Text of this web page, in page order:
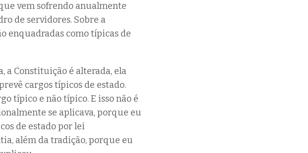
vem sofrendo anualmente
de servidores. Sobre a
enquadradas como típicas de
a Constituição é alterada, ela
cargos típicos de estado.
típico e não típico. E isso não é
se aplicava, porque eu
de estado por lei
além da tradição, porque eu